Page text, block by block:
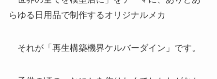
らゆる日用品で制作するオリジナルメカ
それが「再生構築機界ケルバーダイン」です。